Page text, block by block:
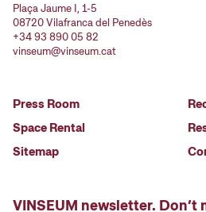
Plaça Jaume I, 1-5
08720 Vilafranca del Penedès
+34 93 890 05 82
vinseum@vinseum.cat
Press Room
Space Rental
Sitemap
VINSEUM newsletter. Don’t